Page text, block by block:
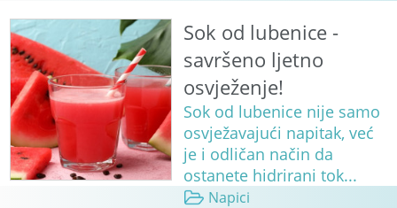
Sok od lubenice -
savršeno ljetno
osvježenje!
Sok od lubenice nije samo
osvježavajući napitak, već
je i odličan način da
ostanete hidrirani tok...
Napici